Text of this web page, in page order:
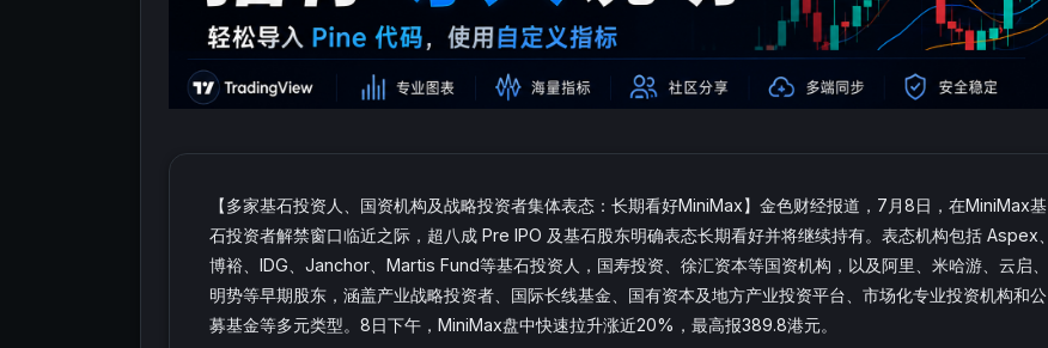
【多家基石投资人、国资机构及战略投资者集体表态：长期看好MiniMax】金色财经报道，7月8日，在MiniMax基
石投资者解禁窗口临近之际，超八成 Pre IPO 及基石股东明确表态长期看好并将继续持有。表态机构包括 Aspex、
博裕、IDG、Janchor、Martis Fund等基石投资人，国寿投资、徐汇资本等国资机构，以及阿里、米哈游、云启、
明势等早期股东，涵盖产业战略投资者、国际长线基金、国有资本及地方产业投资平台、市场化专业投资机构和公
募基金等多元类型。8日下午，MiniMax盘中快速拉升涨近20%，最高报389.8港元。